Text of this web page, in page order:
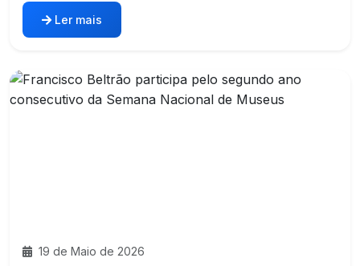
Ler mais
19 de Maio de 2026